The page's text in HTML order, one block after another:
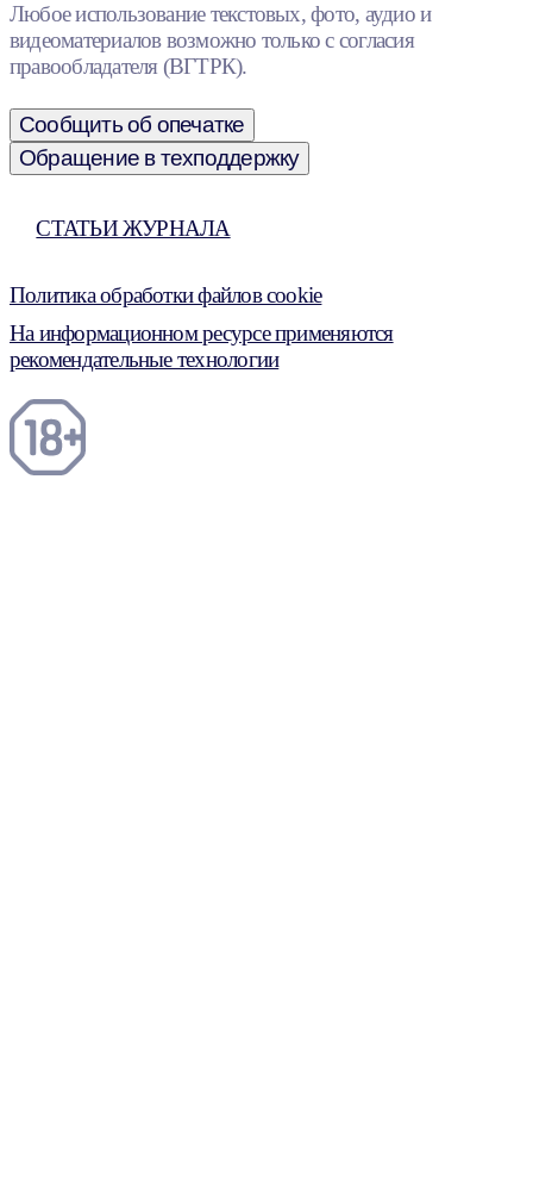
Любое использование текстовых, фото, аудио и
видеоматериалов возможно только с согласия
правообладателя (ВГТРК).
Сообщить об опечатке
Обращение в техподдержку
СТАТЬИ ЖУРНАЛА
Политика обработки файлов cookie
На информационном ресурсе применяются
рекомендательные технологии